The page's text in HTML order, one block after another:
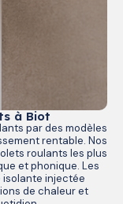
à Biot
par des modèles
rentable. Nos
roulants les plus
et phonique. Les
isolante injectée
de chaleur et